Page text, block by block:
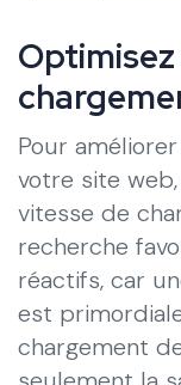
Pour
votre site
vitesse de
recherche
réactifs, car
est
chargement